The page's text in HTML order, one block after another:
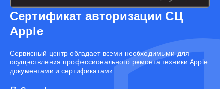
Сертификат авторизации СЦ
Apple
Cервисный центр обладает всеми необходимыми для
осуществления профессионального ремонта техники Apple
документами и сертификатами: